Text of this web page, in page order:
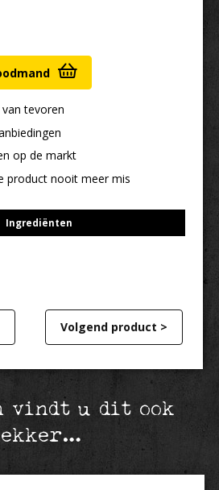
300 gr aantal
tevoren
op de markt
product nooit meer mis
Ingrediënten
Volgend product >
vindt u dit ook